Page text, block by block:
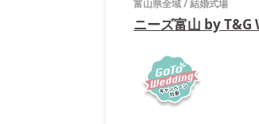
富山県全域/結婚式場
ニーズ富山 by T&G